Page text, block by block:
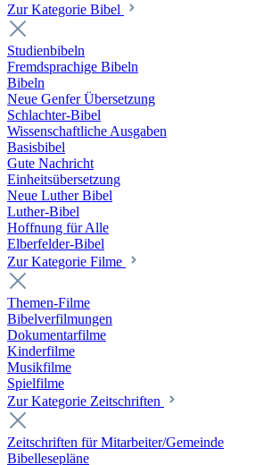
Zur Kategorie Bibel
Studienbibeln
Fremdsprachige Bibeln
Bibeln
Neue Genfer Übersetzung
Schlachter-Bibel
Wissenschaftliche Ausgaben
Basisbibel
Gute Nachricht
Einheitsübersetzung
Neue Luther Bibel
Luther-Bibel
Hoffnung für Alle
Elberfelder-Bibel
Zur Kategorie Filme
Themen-Filme
Bibelverfilmungen
Dokumentarfilme
Kinderfilme
Musikfilme
Spielfilme
Zur Kategorie Zeitschriften
Zeitschriften für Mitarbeiter/Gemeinde
Bibellesepläne